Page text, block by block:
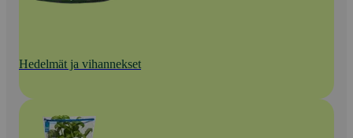
Hedelmät ja vihannekset